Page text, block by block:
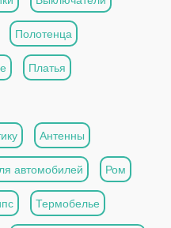
Полотенца
Платья
Антенны
автомобилей Ром
Термобелье